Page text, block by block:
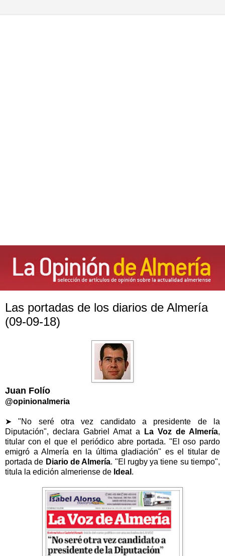
Las portadas de los diarios de Almería
(09-09-18)
Juan Folío
@opinionalmeria
➤ "No seré otra vez candidato a presidente de la
Diputación", declara Gabriel Amat a
La Voz de Almería,
titular con el que el periódico abre portada. "El oso pardo
emigró a Almería en la última gladiación" es el titular de
portada de Diario de Almería. "El rugby ya tiene su tiempo",
titula la edición almeriense de Ideal .